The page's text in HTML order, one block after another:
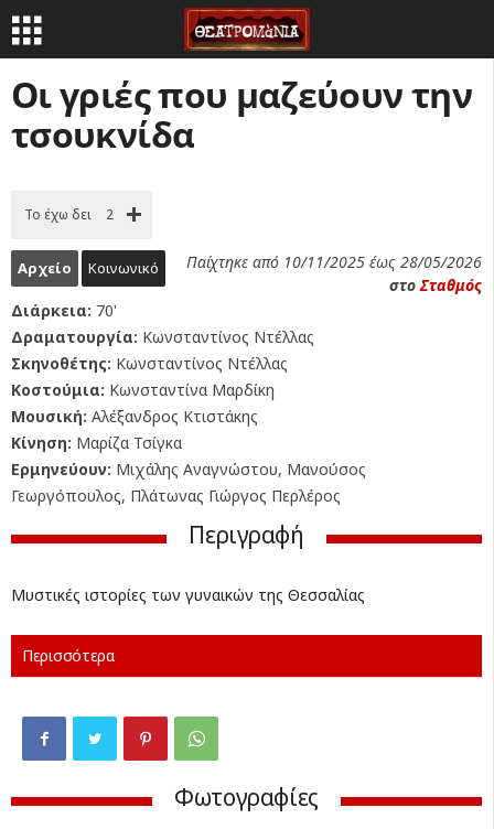
Οι γριές που μαζεύουν την
τσουκνίδα
Το έχω δει 2
Αρχείο Κοινωνικό
Παίχτηκε από 10/11/2025 έως 28/05/2026
στοΣταθμός
Διάρκεια: 70'
Δραματουργία: Κωνσταντίνος Ντέλλας
Σκηνοθέτης: Κωνσταντίνος Ντέλλας
Κοστούμια: Κωνσταντίνα Μαρδίκη
Μουσική: Αλέξανδρος Κτιστάκης
Κίνηση: Μαρίζα Τσίγκα
Ερμηνεύουν: Μιχάλης Αναγνώστου, Μανούσος
Γεωργόπουλος, Πλάτωνας Γιώργος Περλέρος
Περιγραφή
Μυστικές ιστορίες των γυναικών της Θεσσαλίας
Περισσότερα
Φωτογραφίες